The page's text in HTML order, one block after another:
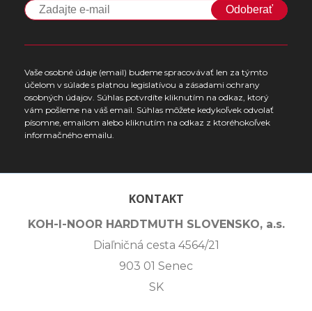
Odoberať
Vaše osobné údaje (email) budeme spracovávať len za týmto
účelom v súlade s platnou legislatívou a zásadami ochrany
osobných údajov. Súhlas potvrdíte kliknutím na odkaz, ktorý
vám pošleme na váš email. Súhlas môžete kedykoľvek odvolať
písomne, emailom alebo kliknutím na odkaz z ktoréhokoľvek
informačného emailu.
KONTAKT
KOH-I-NOOR HARDTMUTH SLOVENSKO, a.s.
Diaľničná cesta 4564/21
903 01 Senec
SK